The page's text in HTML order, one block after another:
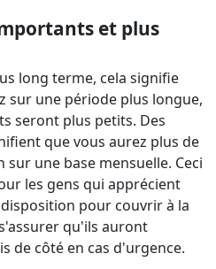
et plus
long terme, cela signifie
sur une période plus longue,
seront plus petits. Des
que vous aurez plus de
une base mensuelle. Ceci
les gens qui apprécient
pour couvrir à la
qu'ils auront
de côté en cas d'urgence.